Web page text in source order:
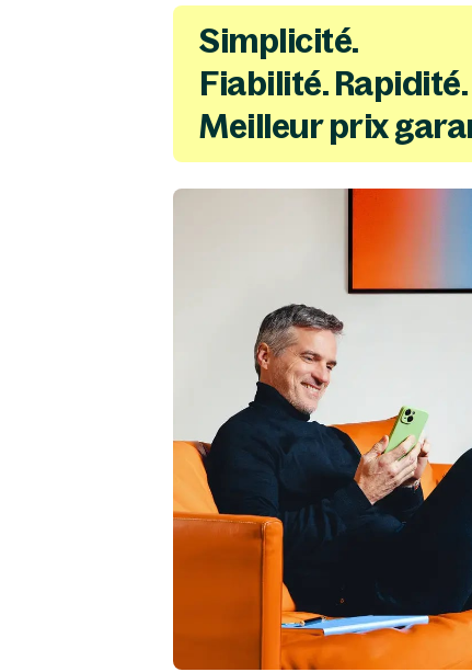
Simplicité.
Fiabilité. Rapidité.
Meilleur prix